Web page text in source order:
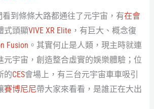
看到條條大路都通往了元宇宙，有在會
式頭顯VIVE XR Elite ，有巨大、概念復
Fusion 。其實何止是人類，現主時就連
元宇宙，創造整合虛實的娛樂體驗；位
的CES會場上，有三台元宇宙車車吸引
賽博尼尼帶大家來看看，是誰正在大出